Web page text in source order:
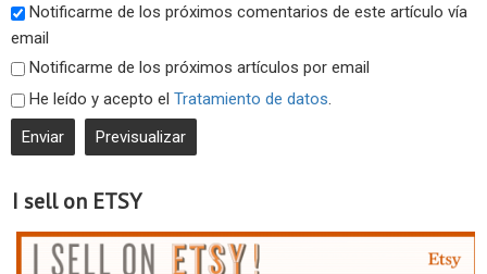
I sell on ETSY
Notificarme de los próximos comentarios de este artículo vía
email
Notificarme de los próximos artículos por email
He leído y acepto el Tratamiento de datos.